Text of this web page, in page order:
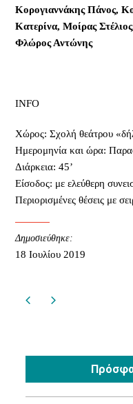
Κορογιαννάκης Πάνος,
Κατερίνα, Μοίρας
Φλώρος Αντώνης
INFO
Χώρος: Σχολή θεάτρου
Ημερομηνία και ώρα:
Διάρκεια: 45’
Είσοδος: με ελεύθερη
Περιορισμένες θέσεις με
Δημοσιεύθηκε:
18 Ιουλίου 2019